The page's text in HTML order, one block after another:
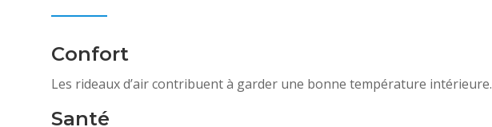
Confort
Les rideaux d’air contribuent à garder une bonne température intérieure.
Santé